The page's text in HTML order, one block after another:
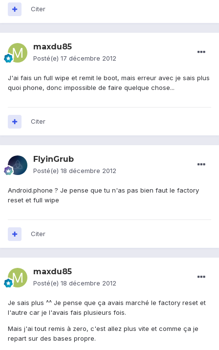
Citer
maxdu85
Posté(e) 17 décembre 2012
J'ai fais un full wipe et remit le boot, mais erreur avec je sais plus
quoi phone, donc impossible de faire quelque chose...
Citer
FlyinGrub
Posté(e) 18 décembre 2012
Android.phone ? Je pense que tu n'as pas bien faut le factory
reset et full wipe
Citer
maxdu85
Posté(e) 18 décembre 2012
Je sais plus ^^ Je pense que ça avais marché le factory reset et
l'autre car je l'avais fais plusieurs fois.
Mais j'ai tout remis à zero, c'est allez plus vite et comme ça je
repart sur des bases propre.